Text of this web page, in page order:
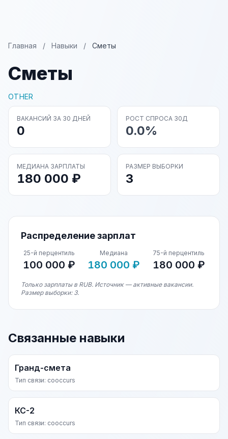
Главная / Навыки / Сметы
Сметы
OTHER
ВАКАНСИЙ ЗА 30 ДНЕЙ
0
РОСТ СПРОСА 30Д
0.0%
МЕДИАНА ЗАРПЛАТЫ
180 000 ₽
РАЗМЕР ВЫБОРКИ
3
Распределение зарплат
25-й перцентиль
100 000 ₽
Медиана
180 000 ₽
75-й перцентиль
180 000 ₽
Только зарплаты в RUB. Источник — активные вакансии.
Размер выборки: 3.
Связанные навыки
Гранд-смета
Тип связи: cooccurs
КС-2
Тип связи: cooccurs